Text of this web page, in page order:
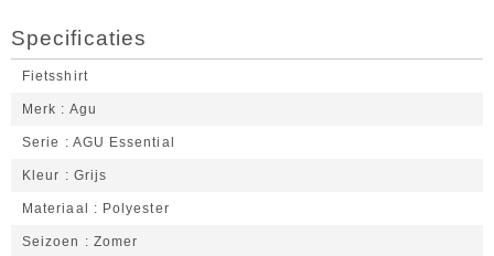
Specificaties
Fietsshirt
Merk Agu
Serie AGU Essential
Kleur Grijs
Materiaal Polyester
Seizoen Zomer